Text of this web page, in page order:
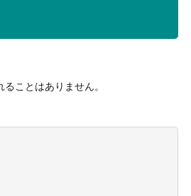
ことはありません。